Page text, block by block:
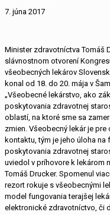
7. júna 2017
Minister zdravotníctva Tomáš
slávnostnom otvorení
všeobecných lekárov
konal od 18. do 20. mája v
„Všeobecné lekárstvo, ako
poskytovania zdravotnej
oblastí, na ktoré sme sa
zmien. Všeobecný lekár je pre
kontaktu, tým je jeho úloha na
poskytovania zdravotnej
uviedol v príhovore k lekárom
Tomáš Drucker. Spomenul
rezort rokuje s všeobecnými
model fungovania terajšej
elektronické zdravotníctvo, či